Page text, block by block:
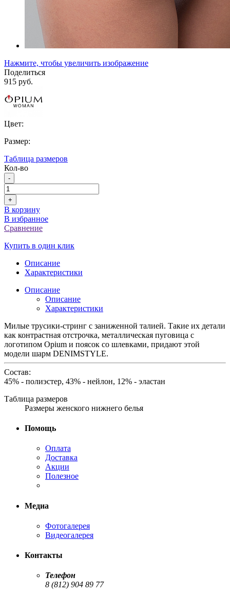
Нажмите, чтобы увеличить изображение
Поделиться
915 руб.
Цвет:
Размер:
Таблица размеров
Кол-во
-
+
В корзину
В избранное
Сравнение
Купить в один клик
Описание
Характеристики
Описание
Описание
Характеристики
Милые трусики-стринг с заниженной талией. Такие их детали
как контрастная отстрочка, металлическая пуговица с
логотипом Opium и поясок со шлевками, придают этой
модели шарм DENIMSTYLE.
Состав:
45% - полиэстер, 43% - нейлон, 12% - эластан
Таблица размеров
Размеры женского нижнего белья
Помощь
Оплата
Доставка
Акции
Полезное
Медиа
Фотогалерея
Видеогалерея
Контакты
Телефон
8 (812) 904 89 77